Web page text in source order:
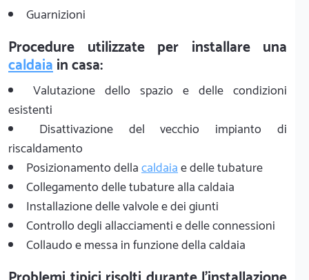
Guarnizioni
Procedure utilizzate per installare una
caldaiain casa:
Valutazione dello spazio e delle condizioni
esistenti
Disattivazione del vecchio impianto di
riscaldamento
Posizionamento dellacaldaiae delle tubature
Collegamento delle tubature alla caldaia
Installazione delle valvole e dei giunti
Controllo degli allacciamenti e delle connessioni
Collaudo e messa in funzione della caldaia